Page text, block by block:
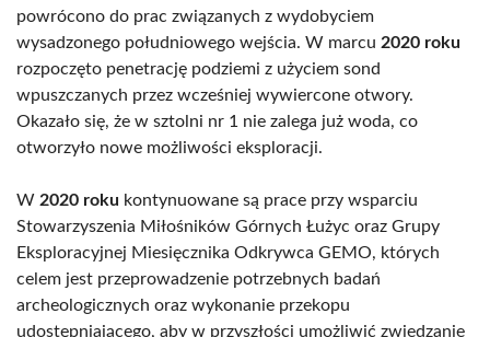
powrócono do prac związanych z wydobyciem
wysadzonego południowego wejścia. W marcu 2020 roku
rozpoczęto penetrację podziemi z użyciem sond
wpuszczanych przez wcześniej wywiercone otwory.
Okazało się, że w sztolni nr 1 nie zalega już woda, co
otworzyło nowe możliwości eksploracji.
W 2020 roku kontynuowane są prace przy wsparciu
Stowarzyszenia Miłośników Górnych Łużyc oraz Grupy
Eksploracyjnej Miesięcznika Odkrywca GEMO, których
celem jest przeprowadzenie potrzebnych badań
archeologicznych oraz wykonanie przekopu
udostępniającego, aby w przyszłości umożliwić zwiedzanie